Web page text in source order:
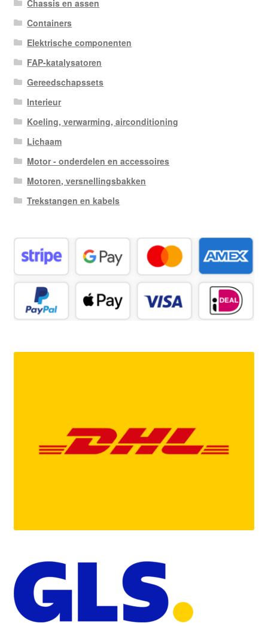
Chassis en assen
Containers
Elektrische componenten
FAP-katalysatoren
Gereedschapssets
Interieur
Koeling, verwarming, airconditioning
Lichaam
Motor - onderdelen en accessoires
Motoren, versnellingsbakken
Trekstangen en kabels